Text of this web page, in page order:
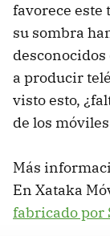
favorece este
su sombra
a producir
visto esto,
de los
Más
En Xataka
fabricado por